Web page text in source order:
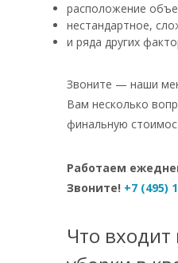
расположение
нестандартное,
и ряда других
Звоните — наши
Вам несколько
финальную
Работаем
Звоните! +7 (495)
Что входит